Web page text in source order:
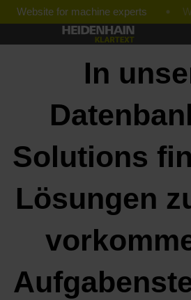
Website for machine experts
In
Solutions
Lösungen